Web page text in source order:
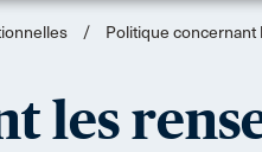
/ Politique
les